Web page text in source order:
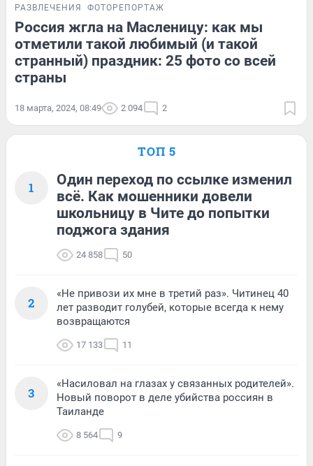
РАЗВЛЕЧЕНИЯ ФОТОРЕПОРТАЖ
Россия жгла на Масленицу: как мы
отметили такой любимый (и такой
странный) праздник: 25 фото со всей
страны
18 марта, 2024, 08:49 2 094 2
ТОП 5
1
Один переход по ссылке изменил
всё. Как мошенники довели
школьницу в Чите до попытки
поджога здания
24 858 50
2
«Не привози их мне в третий раз». Читинец 40
лет разводит голубей, которые всегда к нему
возвращаются
17 133 11
3
«Насиловал на глазах у связанных родителей».
Новый поворот в деле убийства россиян в
Таиланде
8 564 9